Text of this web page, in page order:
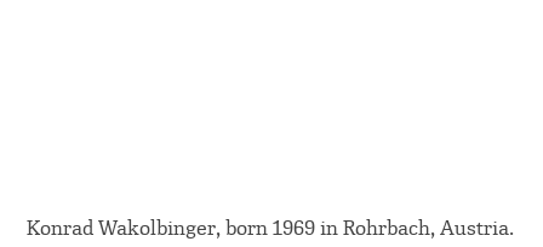
Konrad Wakolbinger, born 1969 in Rohrbach, Austria.